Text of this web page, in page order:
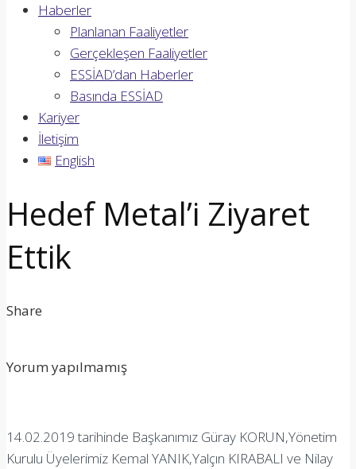
Haberler
Planlanan Faaliyetler
Gerçekleşen Faaliyetler
ESSİAD’dan Haberler
Basında ESSİAD
Kariyer
İletişim
English
Hedef Metal’i Ziyaret
Ettik
Share
Yorum yapılmamış
14.02.2019 tarihinde Başkanımız Güray KORUN,Yönetim
Kurulu Üyelerimiz Kemal YANIK,Yalçın KIRABALI ve Nilay